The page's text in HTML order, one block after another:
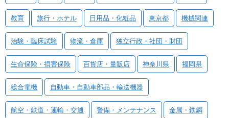
教育 旅行・ホテル 日用品・化粧品 東京都 機械関連
治験・臨床試験 物流・倉庫 独立行政・社団・財団
生命保険・損害保険 百貨店・量販店 神奈川県 福岡県
総合電機 自動車・自動車部品・輸送機器
航空・鉄道・運輸・交通 警備・メンテナンス 金属・鉄鋼